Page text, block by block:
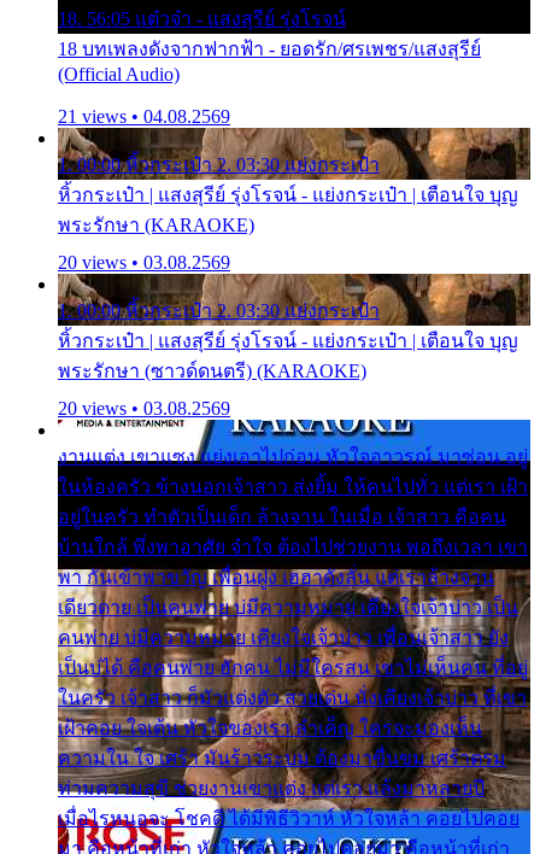
18. 56:05 แต๋วจ๋า - แสงสุรีย์ รุ่งโรจน์
18 บทเพลงดังจากฟากฟ้า - ยอดรัก/ศรเพชร/แสงสุรีย์
(Official Audio)
21 views • 04.08.2569
1. 00:00 หิ้วกระเป๋า 2. 03:30 แย่งกระเป๋า
หิ้วกระเป๋า | แสงสุรีย์ รุ่งโรจน์ - แย่งกระเป๋า | เตือนใจ บุญ
พระรักษา (KARAOKE)
20 views • 03.08.2569
1. 00:00 หิ้วกระเป๋า 2. 03:30 แย่งกระเป๋า
หิ้วกระเป๋า | แสงสุรีย์ รุ่งโรจน์ - แย่งกระเป๋า | เตือนใจ บุญ
พระรักษา (ซาวด์ดนตรี) (KARAOKE)
20 views • 03.08.2569
งานแต่ง เขาแซง แย่งเอาไปก่อน หัวใจอาวรณ์ มาซ่อน อยู่
ในห้องครัว ข้างนอกเจ้าสาว ส่งยิ้ม ให้คนไปทั่ว แต่เรา เฝ้า
อยู่ในครัว ทำตัวเป็นเด็ก ล้างจาน ในเมื่อ เจ้าสาว คือคน
บ้านใกล้ พึ่งพาอาศัย จำใจ ต้องไปช่วยงาน พอถึงเวลา เขา
พา กันเข้าพาขวัญ เพื่อนฝูง เฮฮาดังลั่น แต่เราล้างจาน
เดียวดาย เป็นคนพ่าย บ่มีความหมาย เคียงใจเจ้าบ่าว เป็น
คนพ่าย บ่มีความหมาย เคียงใจเจ้าบ่าว เพื่อนเจ้าสาว ยัง
เป็นบ่ได้ คือคนพ่าย ฮักคน ไม่มีใครสน เขาไม่เห็นคน ที่อยู่
ในครัว เจ้าสาว ก็มัวแต่งตัว สวยเด่น นั่งเคียงเจ้าบ่าว ที่เขา
เฝ้าคอย ใจเต้น หัวใจของเรา ลำเค็ญ ใครจะมองเห็น
ความใน ใจ เศร้า มันร้าวระบม ต้องมาขื่นขม เศร้าตรม
ท่ามความสุขี ช่วยงานเขาแต่ง แต่เรา แล้งมาหลายปี
เมื่อไรหนอจะ โชคดี ได้มีพิธีวิวาห์ หัวใจหล้า คอยไปคอย
มา คือหน้าที่เก่า หัวใจหล้า คอยไปคอยมา คือหน้าที่เก่า